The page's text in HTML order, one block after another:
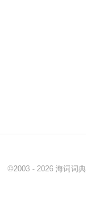
©2003 - 2026 海词词典